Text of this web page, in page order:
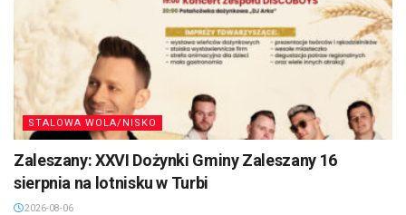
STALOWA WOLA/NISKO
Zaleszany: XXVI Dożynki Gminy Zaleszany 16
sierpnia na lotnisku w Turbi
2026-08-06